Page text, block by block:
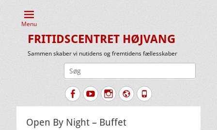
Menu
FRITIDSCENTRET HØJVANG
Sammen skaber vi nutidens og fremtidens fællesskaber
FacebookYouTubeInstagram
Website
Tlf.
Open By Night – Buffet